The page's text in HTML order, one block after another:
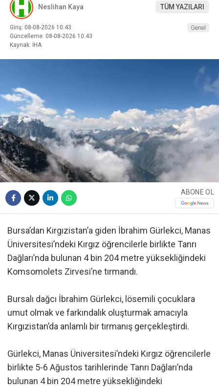
Neslihan Kaya TÜM YAZILARI
Giriş: 08-08-2026 10:43
Güncelleme: 08-08-2026 10:43
Kaynak: İHA
Genel
ABONE OL
Bursa’dan Kırgızistan’a giden İbrahim Gürlekci, Manas
Üniversitesi’ndeki Kırgız öğrencilerle birlikte Tanrı
Dağları’nda bulunan 4 bin 204 metre yüksekliğindeki
Komsomolets Zirvesi’ne tırmandı.
Bursalı dağcı İbrahim Gürlekci, lösemili çocuklara
umut olmak ve farkındalık oluşturmak amacıyla
Kırgızistan’da anlamlı bir tırmanış gerçekleştirdi.
Gürlekci, Manas Üniversitesi’ndeki Kırgız öğrencilerle
birlikte 5-6 Ağustos tarihlerinde Tanrı Dağları’nda
bulunan 4 bin 204 metre yüksekliğindeki